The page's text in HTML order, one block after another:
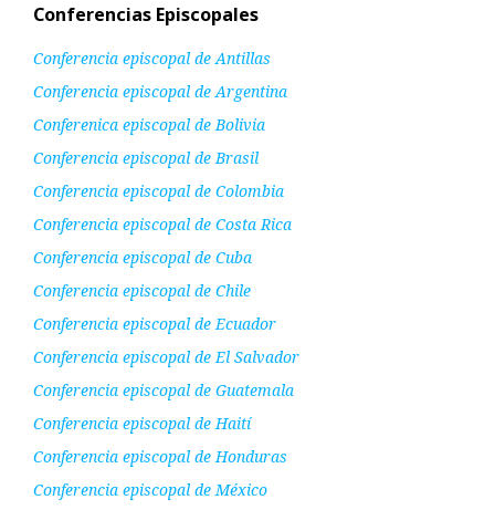
Conferencias Episcopales
Conferencia episcopal de Antillas
Conferencia episcopal de Argentina
Conferenica episcopal de Bolivia
Conferencia episcopal de Brasil
Conferencia episcopal de Colombia
Conferencia episcopal de Costa Rica
Conferencia episcopal de Cuba
Conferencia episcopal de Chile
Conferencia episcopal de Ecuador
Conferencia episcopal de El Salvador
Conferencia episcopal de Guatemala
Conferencia episcopal de Haití
Conferencia episcopal de Honduras
Conferencia episcopal de México